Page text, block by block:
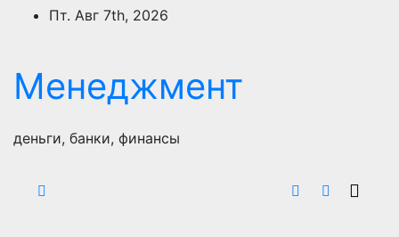
ПерейтиПт. Авг 7th, 2026
Менеджмент
деньги, банки, финансы